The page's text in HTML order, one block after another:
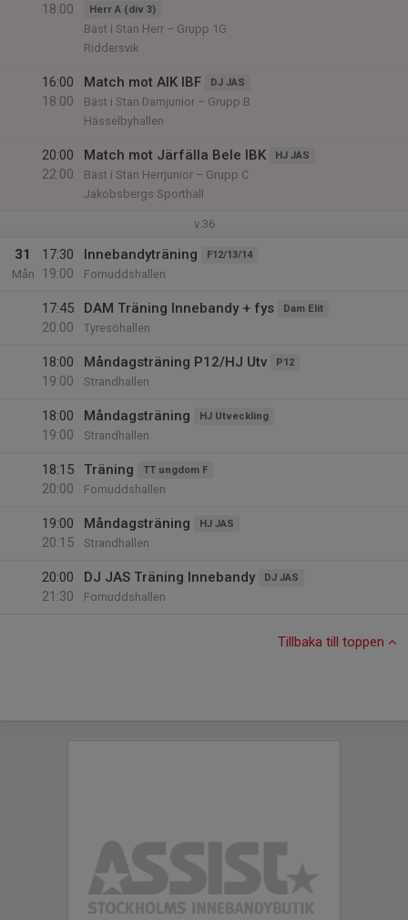
18:00
Herr A (div 3)
Bäst i Stan Herr – Grupp 1G
Riddersvik
16:00
18:00
Match mot AIK IBF DJ JAS
Bäst i Stan Damjunior – Grupp B
Hässelbyhallen
20:00
22:00
Match mot Järfälla Bele IBK HJ JAS
Bäst i Stan Herrjunior – Grupp C
Jakobsbergs Sporthall
v.36
31
Mån
17:30
19:00
Innebandyträning F12/13/14
Fornuddshallen
17:45
20:00
DAM Träning Innebandy + fys Dam Elit
Tyresöhallen
18:00
19:00
Måndagsträning P12/HJ Utv P12
Strandhallen
18:00
19:00
Måndagsträning HJ Utveckling
Strandhallen
18:15
20:00
Träning TT ungdom F
Fornuddshallen
19:00
20:15
Måndagsträning HJ JAS
Strandhallen
20:00
21:30
DJ JAS Träning Innebandy DJ JAS
Fornuddshallen
Tillbaka till toppen